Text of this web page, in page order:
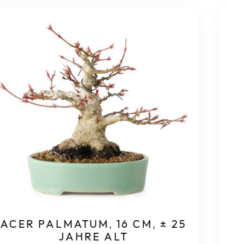
ACER PALMATUM, 16 CM, ± 25
JAHRE ALT